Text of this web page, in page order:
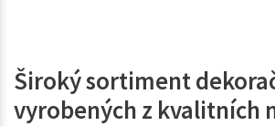
Široký sortiment
vyrobených z kvalitních